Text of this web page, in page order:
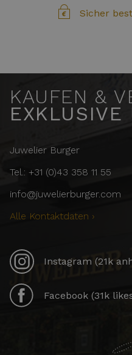
Sicher
KAUFEN &
EXKLUSIVE
Juwelier Burger
Tel.: +31 (0)43 358 11 55
info@juwelierburger.com
Alle Kontaktdaten ›
Instagram (21k
Facebook (31k